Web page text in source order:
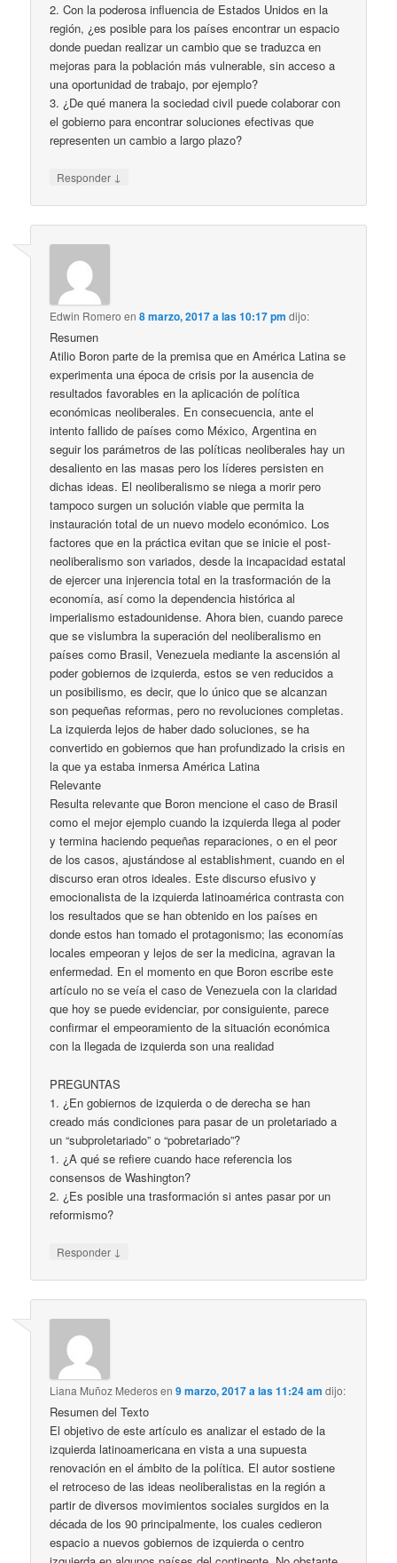
2. Con la poderosa influencia de Estados Unidos en la
región, ¿es posible para los países encontrar un espacio
donde puedan realizar un cambio que se traduzca en
mejoras para la población más vulnerable, sin acceso a
una oportunidad de trabajo, por ejemplo?
3. ¿De qué manera la sociedad civil puede colaborar con
el gobierno para encontrar soluciones efectivas que
representen un cambio a largo plazo?
Responder ↓
Edwin Romero en8 marzo, 2017 a las 10:17 pm dijo:
Resumen
Atilio Boron parte de la premisa que en América Latina se
experimenta una época de crisis por la ausencia de
resultados favorables en la aplicación de política
económicas neoliberales. En consecuencia, ante el
intento fallido de países como México, Argentina en
seguir los parámetros de las políticas neoliberales hay un
desaliento en las masas pero los líderes persisten en
dichas ideas. El neoliberalismo se niega a morir pero
tampoco surgen un solución viable que permita la
instauración total de un nuevo modelo económico. Los
factores que en la práctica evitan que se inicie el post-
neoliberalismo son variados, desde la incapacidad estatal
de ejercer una injerencia total en la trasformación de la
economía, así como la dependencia histórica al
imperialismo estadounidense. Ahora bien, cuando parece
que se vislumbra la superación del neoliberalismo en
países como Brasil, Venezuela mediante la ascensión al
poder gobiernos de izquierda, estos se ven reducidos a
un posibilismo, es decir, que lo único que se alcanzan
son pequeñas reformas, pero no revoluciones completas.
La izquierda lejos de haber dado soluciones, se ha
convertido en gobiernos que han profundizado la crisis en
la que ya estaba inmersa América Latina
Relevante
Resulta relevante que Boron mencione el caso de Brasil
como el mejor ejemplo cuando la izquierda llega al poder
y termina haciendo pequeñas reparaciones, o en el peor
de los casos, ajustándose al establishment, cuando en el
discurso eran otros ideales. Este discurso efusivo y
emocionalista de la izquierda latinoamérica contrasta con
los resultados que se han obtenido en los países en
donde estos han tomado el protagonismo; las economías
locales empeoran y lejos de ser la medicina, agravan la
enfermedad. En el momento en que Boron escribe este
artículo no se veía el caso de Venezuela con la claridad
que hoy se puede evidenciar, por consiguiente, parece
confirmar el empeoramiento de la situación económica
con la llegada de izquierda son una realidad
PREGUNTAS
1. ¿En gobiernos de izquierda o de derecha se han
creado más condiciones para pasar de un proletariado a
un “subproletariado” o “pobretariado”?
1. ¿A qué se refiere cuando hace referencia los
consensos de Washington?
2. ¿Es posible una trasformación si antes pasar por un
reformismo?
Responder ↓
Liana Muñoz Mederosen9 marzo, 2017 a las 11:24 am dijo:
Resumen del Texto
El objetivo de este artículo es analizar el estado de la
izquierda latinoamericana en vista a una supuesta
renovación en el ámbito de la política. El autor sostiene
el retroceso de las ideas neoliberalistas en la región a
partir de diversos movimientos sociales surgidos en la
década de los 90 principalmente, los cuales cedieron
espacio a nuevos gobiernos de izquierda o centro